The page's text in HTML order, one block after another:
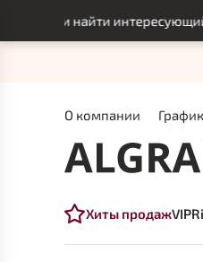
найти интересующий
О компании
Хиты продажVIP